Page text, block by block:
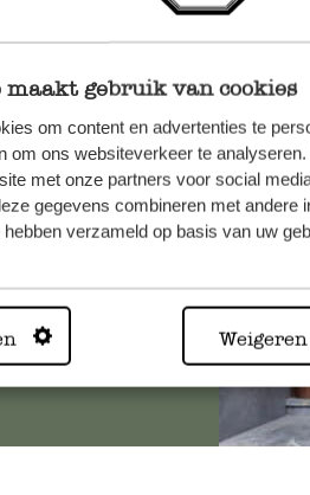
maakt gebruik van cookies
om content en advertenties te
om ons websiteverkeer te
met onze partners voor social
gegevens combineren met andere
verzameld op basis van uw
Weigeren